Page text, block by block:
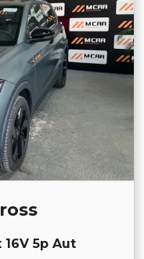
16V 5p Aut